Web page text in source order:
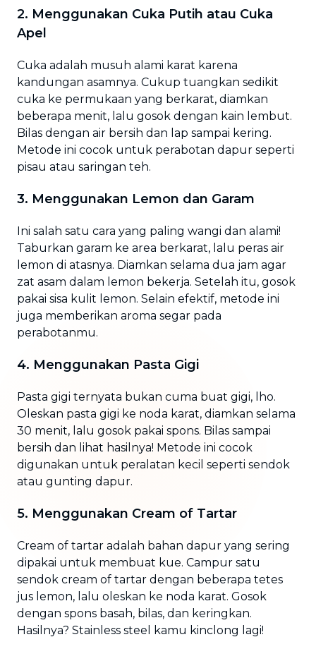
2. Menggunakan Cuka Putih atau Cuka
Apel
Cuka adalah musuh alami karat karena
kandungan asamnya. Cukup tuangkan sedikit
cuka ke permukaan yang berkarat, diamkan
beberapa menit, lalu gosok dengan kain lembut.
Bilas dengan air bersih dan lap sampai kering.
Metode ini cocok untuk perabotan dapur seperti
pisau atau saringan teh.
3. Menggunakan Lemon dan Garam
Ini salah satu cara yang paling wangi dan alami!
Taburkan garam ke area berkarat, lalu peras air
lemon di atasnya. Diamkan selama dua jam agar
zat asam dalam lemon bekerja. Setelah itu, gosok
pakai sisa kulit lemon. Selain efektif, metode ini
juga memberikan aroma segar pada
perabotanmu.
4. Menggunakan Pasta Gigi
Pasta gigi ternyata bukan cuma buat gigi, lho.
Oleskan pasta gigi ke noda karat, diamkan selama
30 menit, lalu gosok pakai spons. Bilas sampai
bersih dan lihat hasilnya! Metode ini cocok
digunakan untuk peralatan kecil seperti sendok
atau gunting dapur.
5. Menggunakan Cream of Tartar
Cream of tartar adalah bahan dapur yang sering
dipakai untuk membuat kue. Campur satu
sendok cream of tartar dengan beberapa tetes
jus lemon, lalu oleskan ke noda karat. Gosok
dengan spons basah, bilas, dan keringkan.
Hasilnya? Stainless steel kamu kinclong lagi!